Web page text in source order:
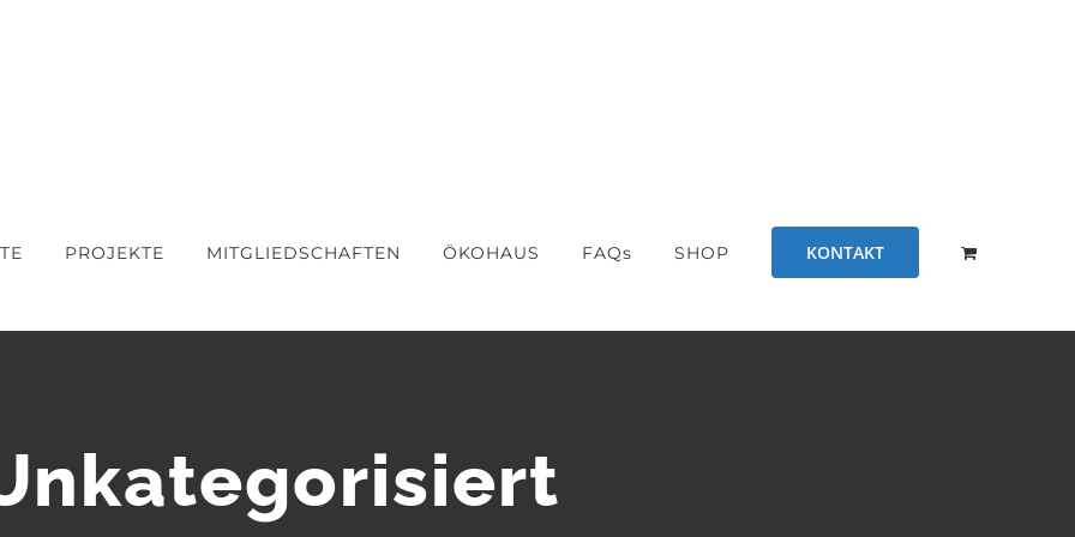
PROJEKTE MITGLIEDSCHAFTEN ÖKOHAUS FAQs SHOP KONTAKT